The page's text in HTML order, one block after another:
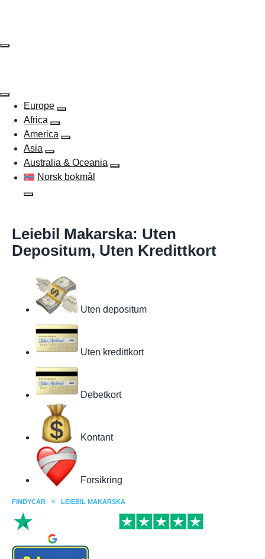
Europe
Africa
America
Asia
Australia & Oceania
Norsk bokmål
Leiebil Makarska: Uten
Depositum, Uten Kredittkort
Uten depositum
Uten kredittkort
Debetkort
Kontant
Forsikring
FINDYCAR » LEIEBIL MAKARSKA